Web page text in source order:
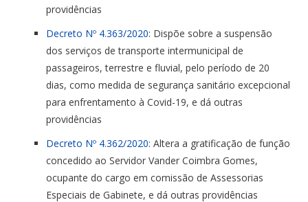
providências
Decreto Nº 4.363/2020: Dispõe sobre a suspensão
dos serviços de transporte intermunicipal de
passageiros, terrestre e fluvial, pelo período de 20
dias, como medida de segurança sanitário excepcional
para enfrentamento à Covid-19, e dá outras
providências
Decreto Nº 4.362/2020: Altera a gratificação de função
concedido ao Servidor Vander Coimbra Gomes,
ocupante do cargo em comissão de Assessorias
Especiais de Gabinete, e dá outras providências